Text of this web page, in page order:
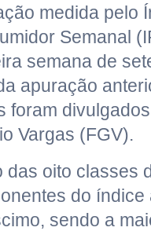
medida pelo
Semanal
semana de
apuração
foram
Vargas (FGV).
das oito classes
do
sendo a